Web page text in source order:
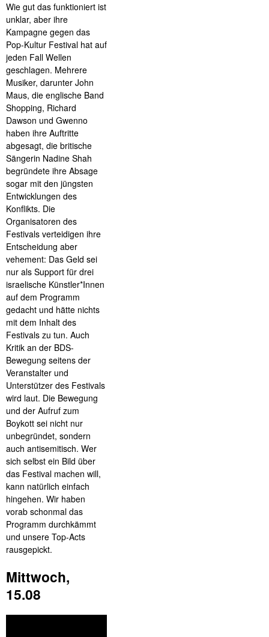
Wie gut das funktioniert ist
unklar, aber ihre
Kampagne gegen das
Pop-Kultur Festival hat auf
jeden Fall Wellen
geschlagen. Mehrere
Musiker, darunter John
Maus, die englische Band
Shopping, Richard
Dawson und Gwenno
haben ihre Auftritte
abgesagt, die britische
Sängerin Nadine Shah
begründete ihre Absage
sogar mit den jüngsten
Entwicklungen des
Konflikts. Die
Organisatoren des
Festivals verteidigen ihre
Entscheidung aber
vehement: Das Geld sei
nur als Support für drei
israelische Künstler*Innen
auf dem Programm
gedacht und hätte nichts
mit dem Inhalt des
Festivals zu tun. Auch
Kritik an der BDS-
Bewegung seitens der
Veranstalter und
Unterstützer des Festivals
wird laut. Die Bewegung
und der Aufruf zum
Boykott sei nicht nur
unbegründet, sondern
auch antisemitisch. Wer
sich selbst ein Bild über
das Festival machen will,
kann natürlich einfach
hingehen. Wir haben
vorab schonmal das
Programm durchkämmt
und unsere Top-Acts
rausgepickt.
Mittwoch,
15.08